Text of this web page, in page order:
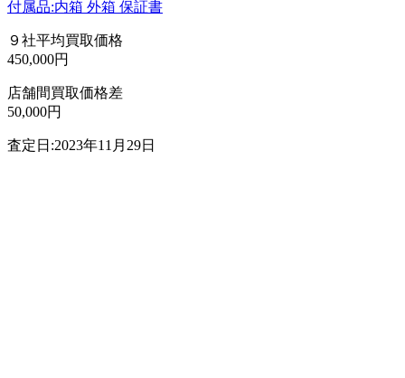
付属品:内箱 外箱 保証書
９社平均買取価格
450,000円
店舗間買取価格差
50,000円
査定日:2023年11月29日